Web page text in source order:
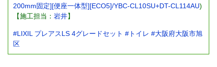
200mm固定][便座一体型][ECO5]/YBC-CL10SU+DT-CL114AU)
【施工担当： 岩井】
#LIXIL プレアスLS 4グレードセット #トイレ #大阪府大阪市旭
区